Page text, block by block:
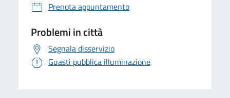
Prenota appuntamento
Problemi in città
Segnala disservizio
Guasti pubblica illuminazione